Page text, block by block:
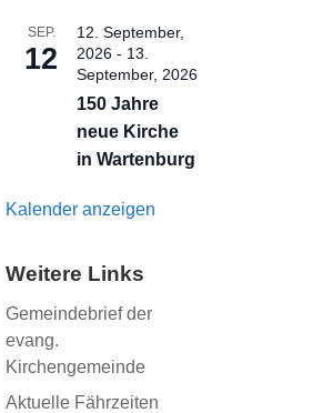
SEP.
12
12. September,
2026 - 13.
September, 2026
150 Jahre
neue Kirche
in Wartenburg
Kalender anzeigen
Weitere Links
Gemeindebrief der
evang.
Kirchengemeinde
Aktuelle Fährzeiten